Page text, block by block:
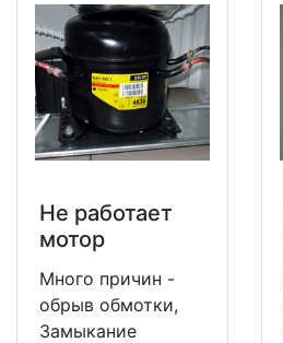
Не работает
мотор
Много причин -
обрыв обмотки,
Замыкание